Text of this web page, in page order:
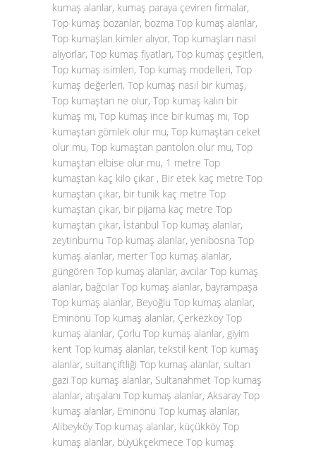
kumaş alanlar, kumaş paraya çeviren firmalar,
Top kumaş bozanlar, bozma Top kumaş alanlar,
Top kumaşları kimler alıyor, Top kumaşları nasıl
alıyorlar, Top kumaş fiyatları, Top kumaş çeşitleri,
Top kumaş isimleri, Top kumaş modelleri, Top
kumaş değerleri, Top kumaş nasıl bir kumaş,
Top kumaştan ne olur, Top kumaş kalın bir
kumaş mı, Top kumaş ince bir kumaş mı, Top
kumaştan gömlek olur mu, Top kumaştan ceket
olur mu, Top kumaştan pantolon olur mu, Top
kumaştan elbise olur mu, 1 metre Top
kumaştan kaç kilo çıkar , Bir etek kaç metre Top
kumaştan çıkar, bir tunik kaç metre Top
kumaştan çıkar, bir pijama kaç metre Top
kumaştan çıkar, İstanbul Top kumaş alanlar,
zeytinburnu Top kumaş alanlar, yenibosna Top
kumaş alanlar, merter Top kumaş alanlar,
güngören Top kumaş alanlar, avcılar Top kumaş
alanlar, bağcılar Top kumaş alanlar, bayrampaşa
Top kumaş alanlar, Beyoğlu Top kumaş alanlar,
Eminönü Top kumaş alanlar, Çerkezköy Top
kumaş alanlar, Çorlu Top kumaş alanlar, giyim
kent Top kumaş alanlar, tekstil kent Top kumaş
alanlar, sultançiftliği Top kumaş alanlar, sultan
gazi Top kumaş alanlar, Sultanahmet Top kumaş
alanlar, atışalanı Top kumaş alanlar, Aksaray Top
kumaş alanlar, Eminönü Top kumaş alanlar,
Alibeyköy Top kumaş alanlar, küçükköy Top
kumaş alanlar, büyükçekmece Top kumaş